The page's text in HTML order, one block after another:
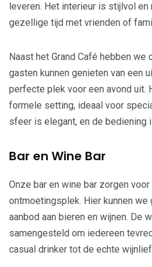
leveren. Het interieur is stijlvol
gezellige tijd met vrienden of
Naast het Grand Café hebben we
gasten kunnen genieten van een
perfecte plek voor een avond uit.
formele setting, ideaal voor
sfeer is elegant, en de bediening
Bar en Wine Bar
Onze bar en wine bar zorgen
ontmoetingsplek. Hier kunnen we
aanbod aan bieren en wijnen. De
samengesteld om iedereen
casual drinker tot de echte